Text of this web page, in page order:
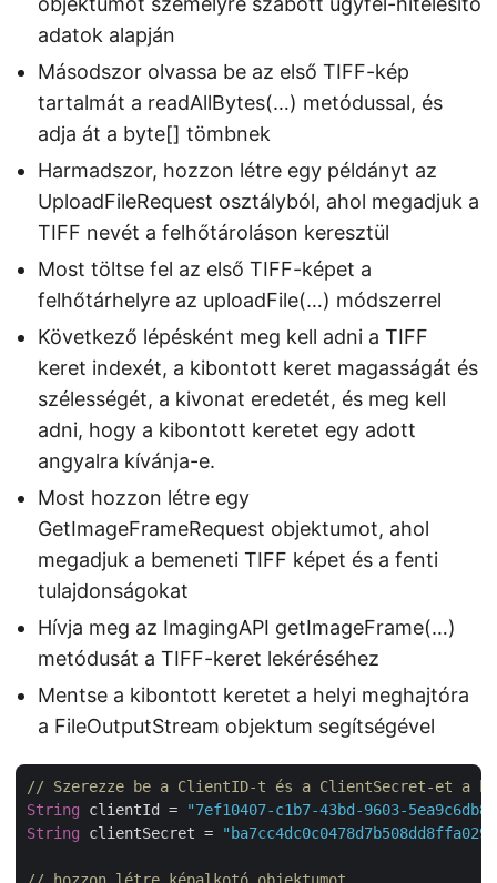
adatok alapján
Másodszor olvassa be az első TIFF-kép
tartalmát a readAllBytes(…) metódussal, és
adja át a byte[] tömbnek
Harmadszor, hozzon létre egy példányt az
UploadFileRequest osztályból, ahol megadjuk a
TIFF nevét a felhőtároláson keresztül
Most töltse fel az első TIFF-képet a
felhőtárhelyre az uploadFile(…) módszerrel
Következő lépésként meg kell adni a TIFF
keret indexét, a kibontott keret magasságát és
szélességét, a kivonat eredetét, és meg kell
adni, hogy a kibontott keretet egy adott
angyalra kívánja-e.
Most hozzon létre egy
GetImageFrameRequest objektumot, ahol
megadjuk a bemeneti TIFF képet és a fenti
tulajdonságokat
Hívja meg az ImagingAPI getImageFrame(…)
metódusát a TIFF-keret lekéréséhez
Mentse a kibontott keretet a helyi meghajtóra
a FileOutputStream objektum segítségével
// Szerezze be a ClientID-t és a ClientSecret-et a
String clientId =
"7ef10407-c1b7-43bd-9603-
String clientSecret =